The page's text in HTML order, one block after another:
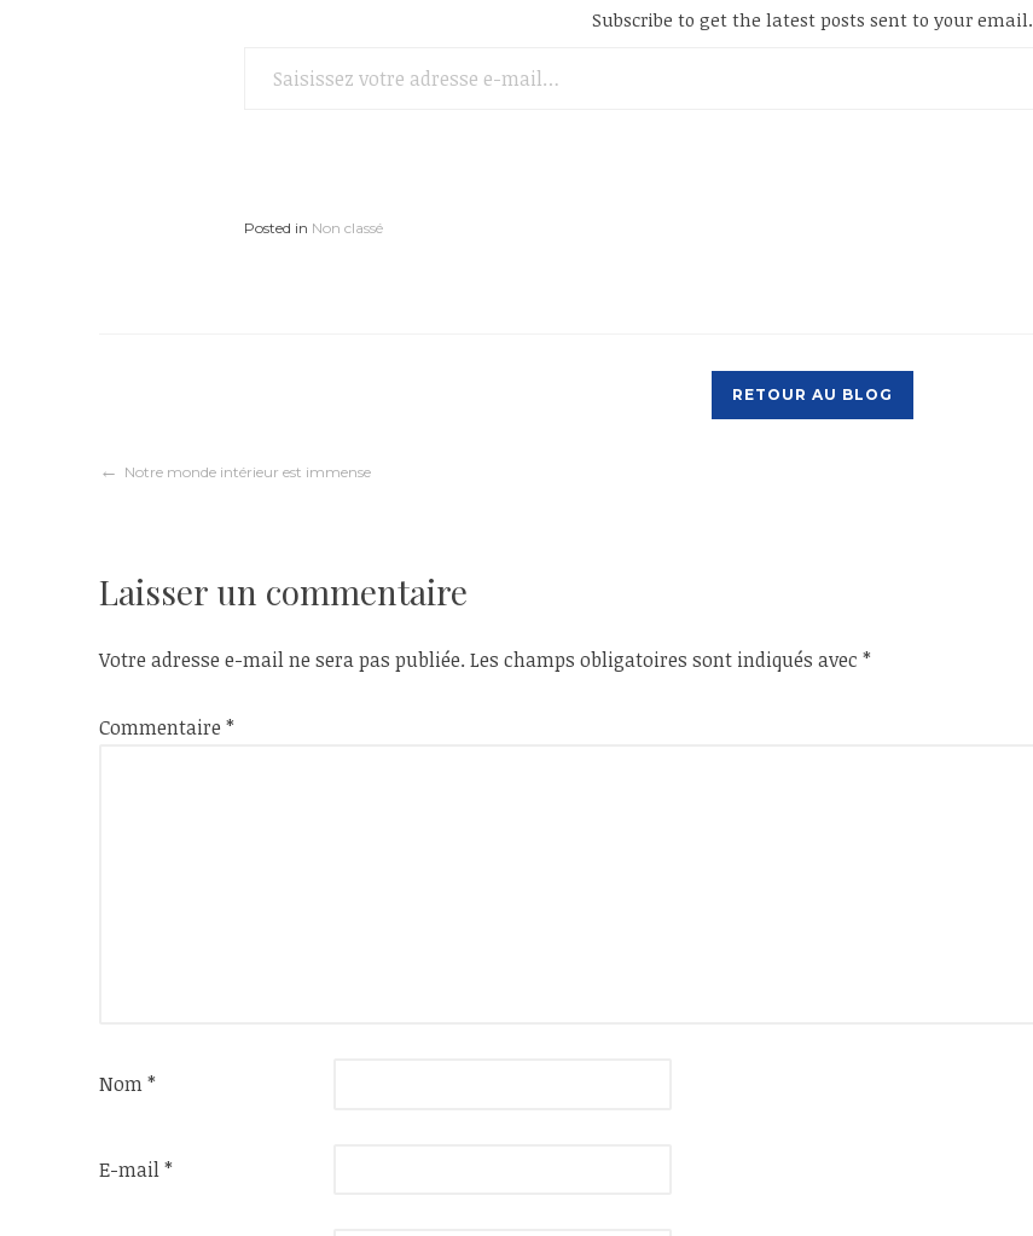
Subscribe to get the latest posts sent to your email.
Posted in Non classé
RETOUR AU BLOG
Navigation
l’article
Notre monde intérieur est immense
Laisser un commentaire
Votre adresse e-mail ne sera pas publiée. Les champs obligatoires sont indiqués avec *
Commentaire *
Nom*
E-mail*